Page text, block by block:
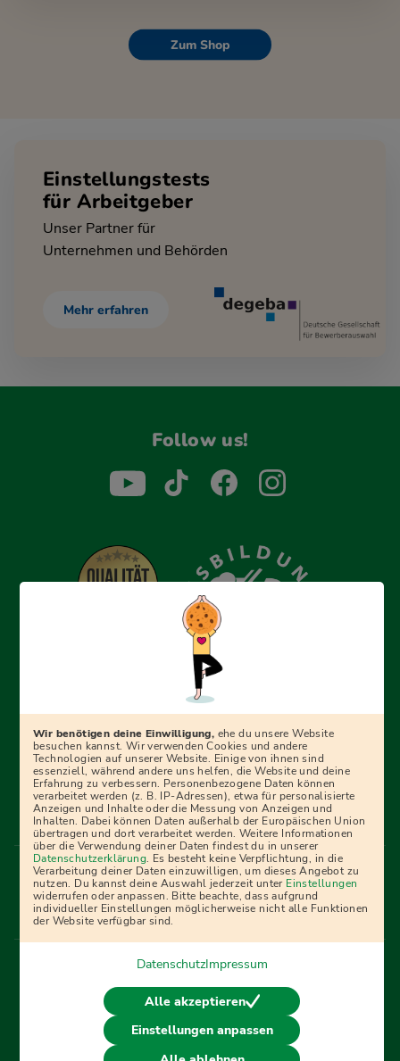
Zum Shop
Einstellungstests
für Arbeitgeber
Unser Partner für
Unternehmen und Behörden
Mehr erfahren
Follow us!
Erfolgreich bewerben mit Ausbildungspark: Wir
begleiten dich Schritt für Schritt bei deinem Start in den
Ratgebern und Prüfungspaketen, interaktiven
Videokursen und vielem mehr. Für alle, die was werden
wollen!
Menü Fußleiste
Impressum Bildquellen Presse
Mediadaten
Partner
AGB Datenschutz
Widerrufsbelehrung
Bestellung
Affiliate Partner Cookies
Vertrag widerrufen
© 2026 Ausbildungspark Verlag. Alle Rechte vorbehalten.
Wir benötigen deine Einwilligung, ehe du unsere Website
besuchen kannst. Wir verwenden Cookies und andere
Technologien auf unserer Website. Einige von ihnen sind
essenziell, während andere uns helfen, die Website und deine
Erfahrung zu verbessern. Personenbezogene Daten können
verarbeitet werden (z. B. IP-Adressen), etwa für personalisierte
Anzeigen und Inhalte oder die Messung von Anzeigen und
Inhalten. Dabei können Daten außerhalb der Europäischen Union
übertragen und dort verarbeitet werden. Weitere Informationen
über die Verwendung deiner Daten findest du in unserer
Datenschutzerklärung. Es besteht keine Verpflichtung, in die
Verarbeitung deiner Daten einzuwilligen, um dieses Angebot zu
nutzen. Du kannst deine Auswahl jederzeit unter Einstellungen
widerrufen oder anpassen. Bitte beachte, dass aufgrund
individueller Einstellungen möglicherweise nicht alle Funktionen
der Website verfügbar sind.
DatenschutzImpressum
Alle akzeptieren
Einstellungen anpassen